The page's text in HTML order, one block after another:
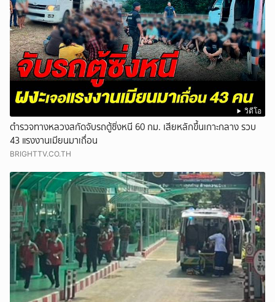
วิดีโอ
ตำรวจทางหลวงสกัดจับรถตู้ซิ่งหนี 60 กม. เสียหลักขึ้นเกาะกลาง รวบ
43 แรงงานเมียนมาเถื่อน
BRIGHTTV.CO.TH